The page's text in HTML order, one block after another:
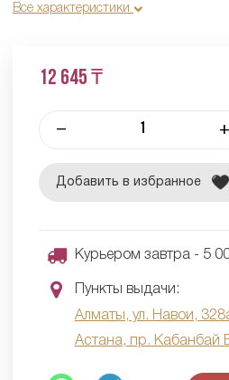
Все характеристики
12 645 ₸
– +
Добавить в избранное
Курьером завтра - 5
Пункты выдачи:
Алматы, ул. Навои,
Астана, пр. Кабанбай